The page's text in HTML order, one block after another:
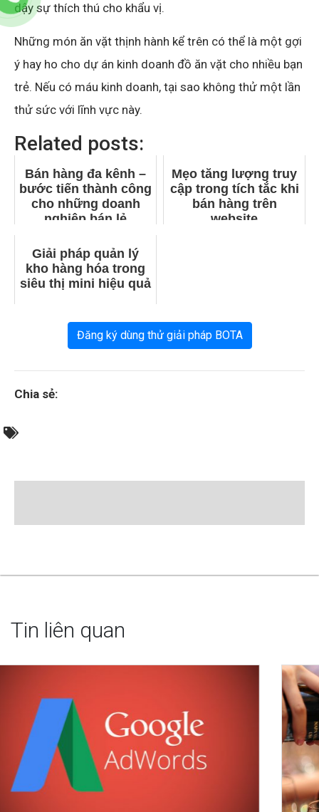
dậy sự thích thú cho khẩu vị.
Những món ăn vặt thịnh hành kể trên có thể là một gợi
ý hay ho cho dự án kinh doanh đồ ăn vặt cho nhiều bạn
trẻ. Nếu có máu kinh doanh, tại sao không thử một lần
thử sức với lĩnh vực này.
Related posts:
Bán hàng đa kênh –
bước tiến thành công
cho những doanh
nghiệp bán lẻ
Mẹo tăng lượng truy
cập trong tích tắc khi
bán hàng trên
website
Giải pháp quản lý
kho hàng hóa trong
siêu thị mini hiệu quả
Đăng ký dùng thử giải pháp BOTA
Chia sẻ:
Tin liên quan